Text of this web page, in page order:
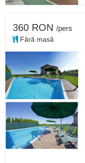
360 RON /pers
Fără masă